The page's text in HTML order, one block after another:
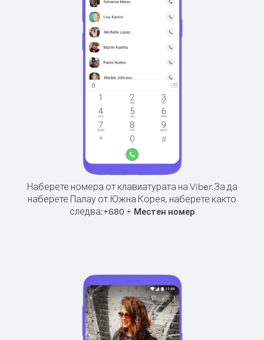
Наберете номера от клавиатурата на Viber.За да
наберете Палау от Южна Корея, наберете както
следва:+680+ Местен номер